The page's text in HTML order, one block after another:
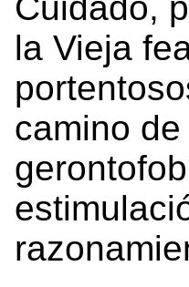
la Vieja
camino